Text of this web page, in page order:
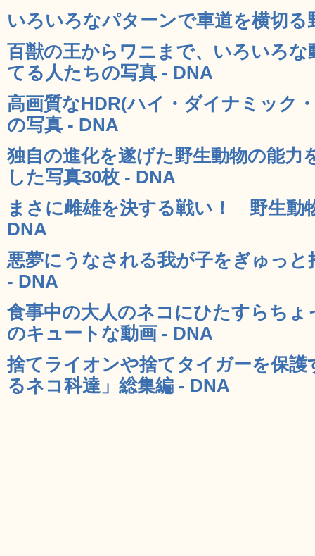
いろいろなパターンで車道を横切る
百獣の王からワニまで、いろいろ
てる人たちの写真 - DNA
高画質なHDR(ハイ・ダイナミック
の写真 - DNA
独自の進化を遂げた野生動物の能力
した写真30枚 - DNA
まさに雌雄を決する戦い！ 野生動
DNA
悪夢にうなされる我が子をぎゅっ
- DNA
食事中の大人のネコにひたすらち
のキュートな動画 - DNA
捨てライオンや捨てタイガーを保
るネコ科達」総集編 - DNA